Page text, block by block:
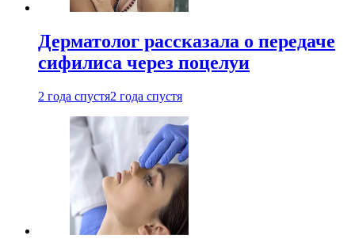
Дерматолог рассказала о передаче
сифилиса через поцелуи
2 года спустя2 года спустя